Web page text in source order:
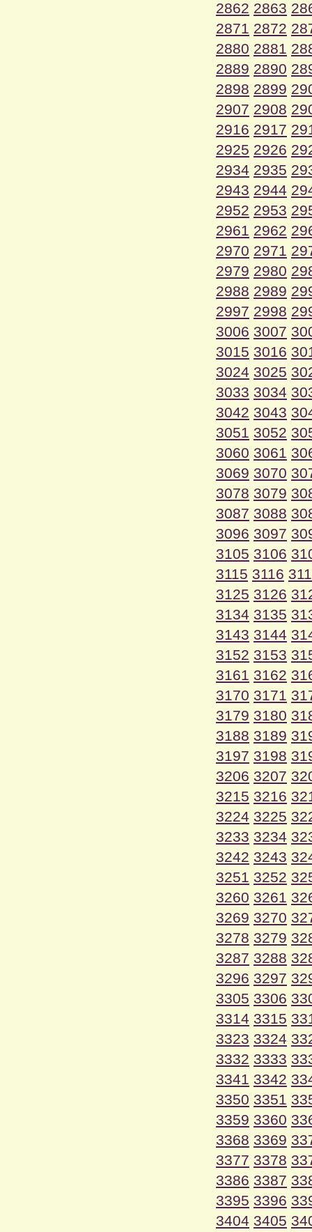
2862 2863
2871 2872
2880 2881
2889 2890
2898 2899
2907 2908
2916 2917
2925 2926
2934 2935
2943 2944
2952 2953
2961 2962
2970 2971
2979 2980
2988 2989
2997 2998
3006 3007
3015 3016
3024 3025
3033 3034
3042 3043
3051 3052
3060 3061
3069 3070
3078 3079
3087 3088
3096 3097
3105 3106
3115 3116
3125 3126
3134 3135
3143 3144
3152 3153
3161 3162
3170 3171
3179 3180
3188 3189
3197 3198
3206 3207
3215 3216
3224 3225
3233 3234
3242 3243
3251 3252
3260 3261
3269 3270
3278 3279
3287 3288
3296 3297
3305 3306
3314 3315
3323 3324
3332 3333
3341 3342
3350 3351
3359 3360
3368 3369
3377 3378
3386 3387
3395 3396
3404 3405